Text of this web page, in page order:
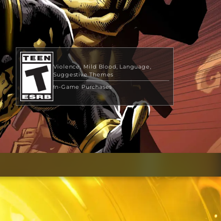
Violence Mild Blood Language
Suggestive Themes
In-Game Purchases